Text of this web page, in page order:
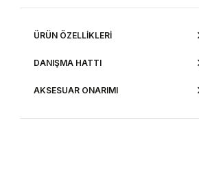
ÜRÜN ÖZELLIKLERI
DANIŞMA HATTI
AKSESUAR ONARIMI